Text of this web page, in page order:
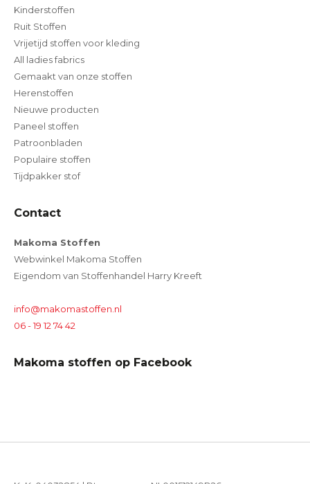
Kinderstoffen
Ruit Stoffen
Vrijetijd stoffen voor kleding
All ladies fabrics
Gemaakt van onze stoffen
Herenstoffen
Nieuwe producten
Paneel stoffen
Patroonbladen
Populaire stoffen
Tijdpakker stof
Contact
Makoma Stoffen
Webwinkel Makoma Stoffen
Eigendom van Stoffenhandel Harry Kreeft
info@makomastoffen.nl
06 - 19 12 74 42
Makoma stoffen op Facebook